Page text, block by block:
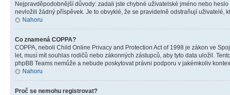
Nejpravděpodobnější důvody: zadali jste chybné uživatelské jméno nebo
nevložili žádný příspěvek. Je to obvyklé, že se pravidelně odstraňují uživatelé,
Nahoru
Co znamená COPPA?
COPPA, neboli Child Online Privacy and Protection Act of 1998 je zákon ve
let, musí mít souhlas rodičů nebo zákonných zástupců, aby tyto data uložil.
phpBB Teams nemůže a nebude poskytovat právni podporu v jakémkoliv
Nahoru
Proč se nemohu registrovat?